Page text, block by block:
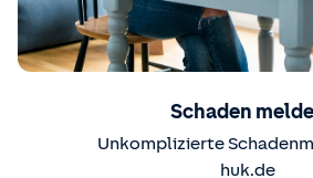
Schaden
Unkomplizierte
huk.de